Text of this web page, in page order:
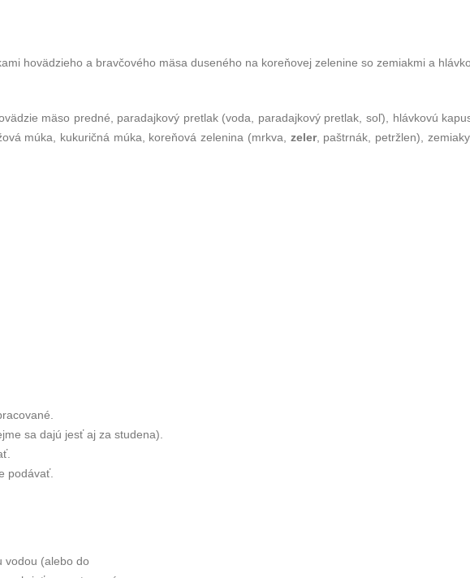
hovädzieho a bravčového mäsa duseného na koreňovej zelenine so zemiakmi a
mäso predné, paradajkový pretlak (voda, paradajkový pretlak, soľ), hlávkovú
múka, kukuričná múka, koreňová zelenina (mrkva, zeler, paštrnák, petržlen),
sa dajú jesť aj za studena).
podávať.
vodou (alebo do